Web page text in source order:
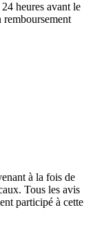
heures avant le
remboursement
à la fois de
Tous les avis
participé à cette